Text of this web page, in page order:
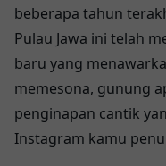
beberapa tahun
Pulau Jawa ini telah
baru yang
memesona, gunung
penginapan cantik
Instagram kamu